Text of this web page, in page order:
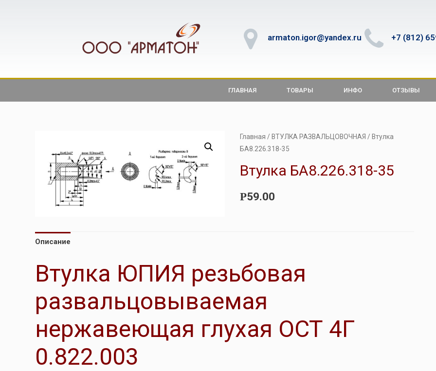
armaton.igor@yandex.ru +7 (812)
ГЛАВНАЯ ТОВАРЫ ИНФО ОТЗЫВЫ
Главная / ВТУЛКА РАЗВАЛЬЦОВОЧНАЯ / Втулка
БА8.226.318-35
Втулка БА8.226.318-35
Р59.00
Описание
Втулка ЮПИЯ резьбовая
развальцовываемая
нержавеющая глухая ОСТ 4Г
0.822.003